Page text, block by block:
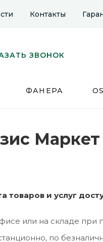
Контакты
ЗВОНОК
ФАНЕРА
товаров и услуг
или на складе при
по